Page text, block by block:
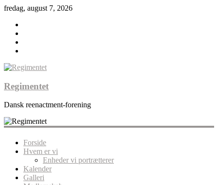
fredag, august 7, 2026
Regimentet
Dansk reenactment-forening
Forside
Hvem er vi
Enheder vi portrætterer
Kalender
Galleri